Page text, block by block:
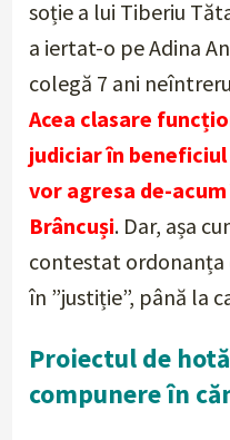
soție a lui Tiberiu
a iertat-o pe Adina
colegă 7 ani
Acea clasare
judiciar în
vor agresa de-
Brâncuși. Dar, așa
contestat ordonanța
în ”justiție”, până la
Proiectul de
compunere în